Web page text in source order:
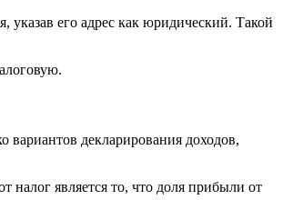
указав его адрес как юридический. Такой
вариантов декларирования доходов,
налог является то, что доля прибыли от